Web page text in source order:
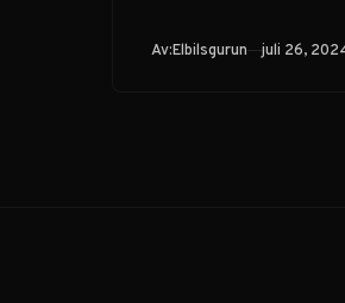
Av:Elbilsgurun Publicerad
juli 26,